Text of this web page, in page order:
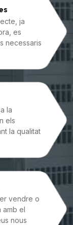
ja
es
necessaris
la
els
la qualitat
vendre o
amb el
nous